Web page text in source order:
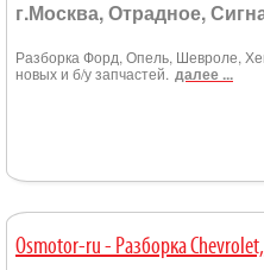
г.Москва, Отрадное,
Разборка Форд, Опель, Шевроле,
новых и б/у запчастей. далее ...
Osmotor-ru - Разборка